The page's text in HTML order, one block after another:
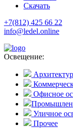
Скачать
+7(812) 425 66 22
info@ledel.online
Освещение:
Офисное
Уличное
Прочее